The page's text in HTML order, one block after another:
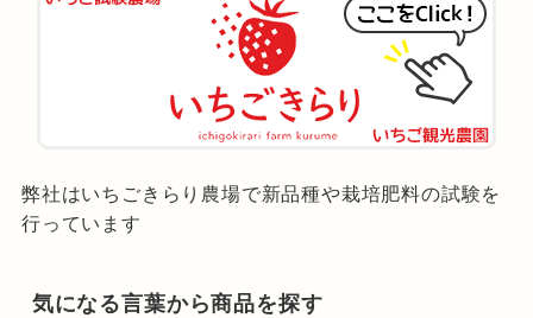
弊社はいちごきらり農場で新品種や栽培肥料の試験を
行っています
気になる言葉から商品を探す